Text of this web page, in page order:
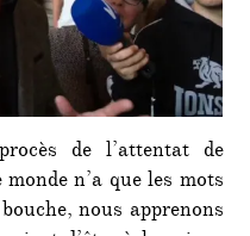
de l’attentat de
n’a que les mots
nous apprenons